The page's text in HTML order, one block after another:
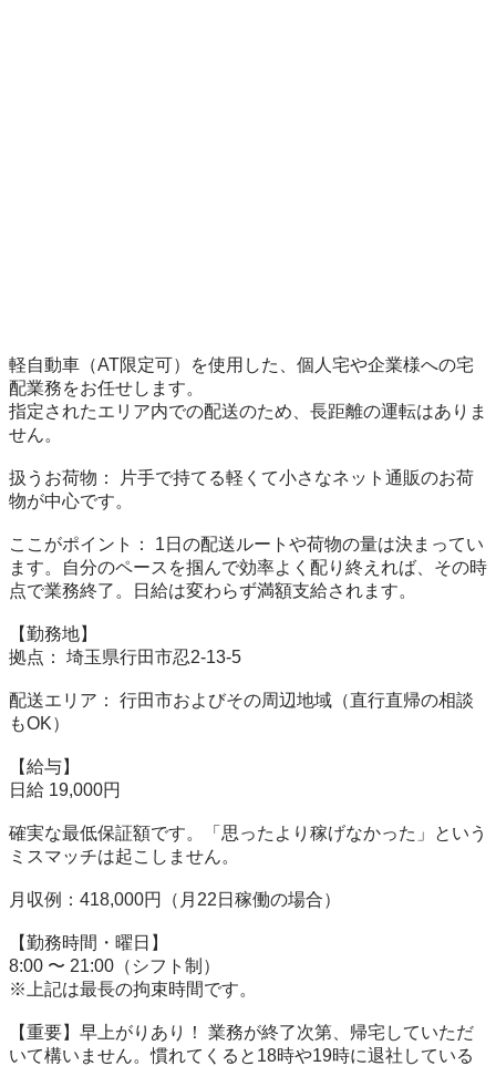
軽自動車（AT限定可）を使用した、個人宅や企業様への宅
配業務をお任せします。
指定されたエリア内での配送のため、長距離の運転はありま
せん。
扱うお荷物： 片手で持てる軽くて小さなネット通販のお荷
物が中心です。
ここがポイント： 1日の配送ルートや荷物の量は決まってい
ます。自分のペースを掴んで効率よく配り終えれば、その時
点で業務終了。日給は変わらず満額支給されます。
【勤務地】
拠点： 埼玉県行田市忍2-13-5
配送エリア： 行田市およびその周辺地域（直行直帰の相談
もOK）
【給与】
日給 19,000円
確実な最低保証額です。「思ったより稼げなかった」という
ミスマッチは起こしません。
月収例：418,000円（月22日稼働の場合）
【勤務時間・曜日】
8:00 〜 21:00（シフト制）
※上記は最長の拘束時間です。
【重要】早上がりあり！ 業務が終了次第、帰宅していただ
いて構いません。慣れてくると18時や19時に退社している